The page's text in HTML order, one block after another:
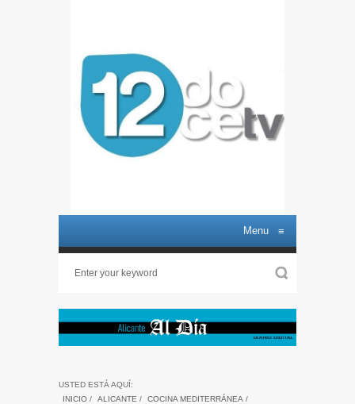
Menu ≡
USTED ESTÁ AQUÍ:
INICIO / ALICANTE / COCINA MEDITERRÁNEA /